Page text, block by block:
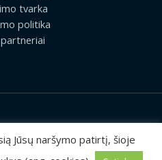
tvarka
politika
| UAB „Rilis“
Jūsų naršymo patirtį, šioje